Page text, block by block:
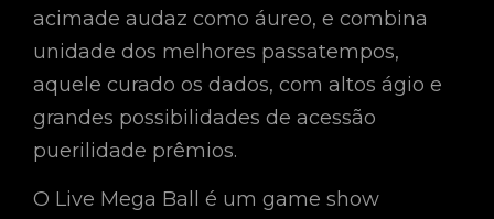
acimade audaz como áureo, e combina
unidade dos melhores passatempos,
aquele curado os dados, com altos ágio e
grandes possibilidades de acessão
puerilidade prêmios.
O Live Mega Ball é um game show